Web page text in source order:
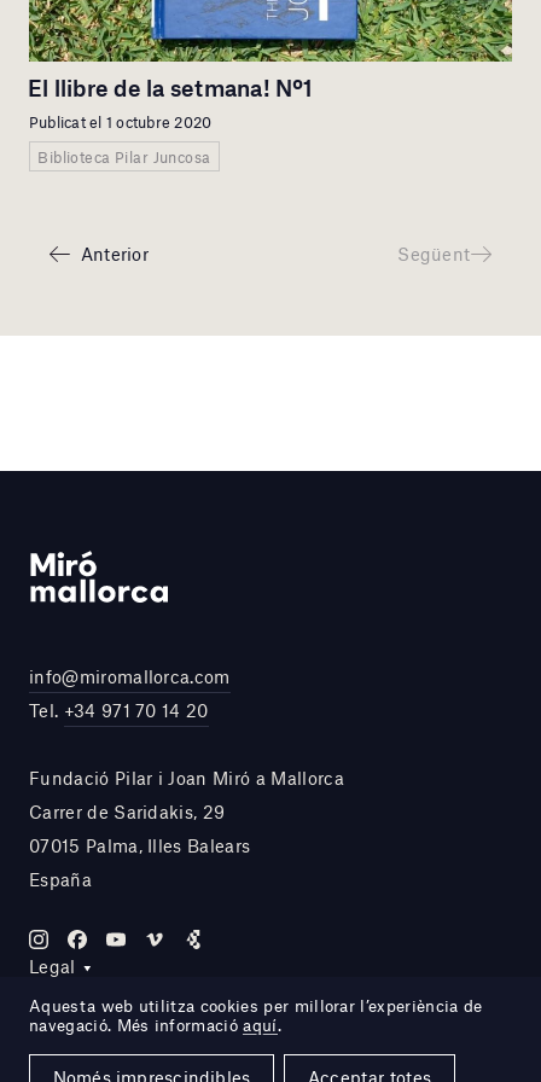
El llibre de la setmana! Nº1
Publicat el 1 octubre 2020
Biblioteca Pilar Juncosa
Anterior Següent
info@miromallorca.com
Tel. +34 971 70 14 20
Fundació Pilar i Joan Miró a Mallorca
Carrer de Saridakis, 29
07015 Palma, Illes Balears
España
Legal
Site by DOMO—A
Aquesta web utilitza cookies per millorar l’experiència de
navegació. Més informacióaquí.
Només imprescindibles Acceptar totes